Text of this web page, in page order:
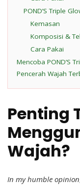
POND’S Triple
Kemasan
Komposisi &
Cara Pakai
Mencoba POND’S
Pencerah Wajah
Penting
Wajah?
In my humble opinion